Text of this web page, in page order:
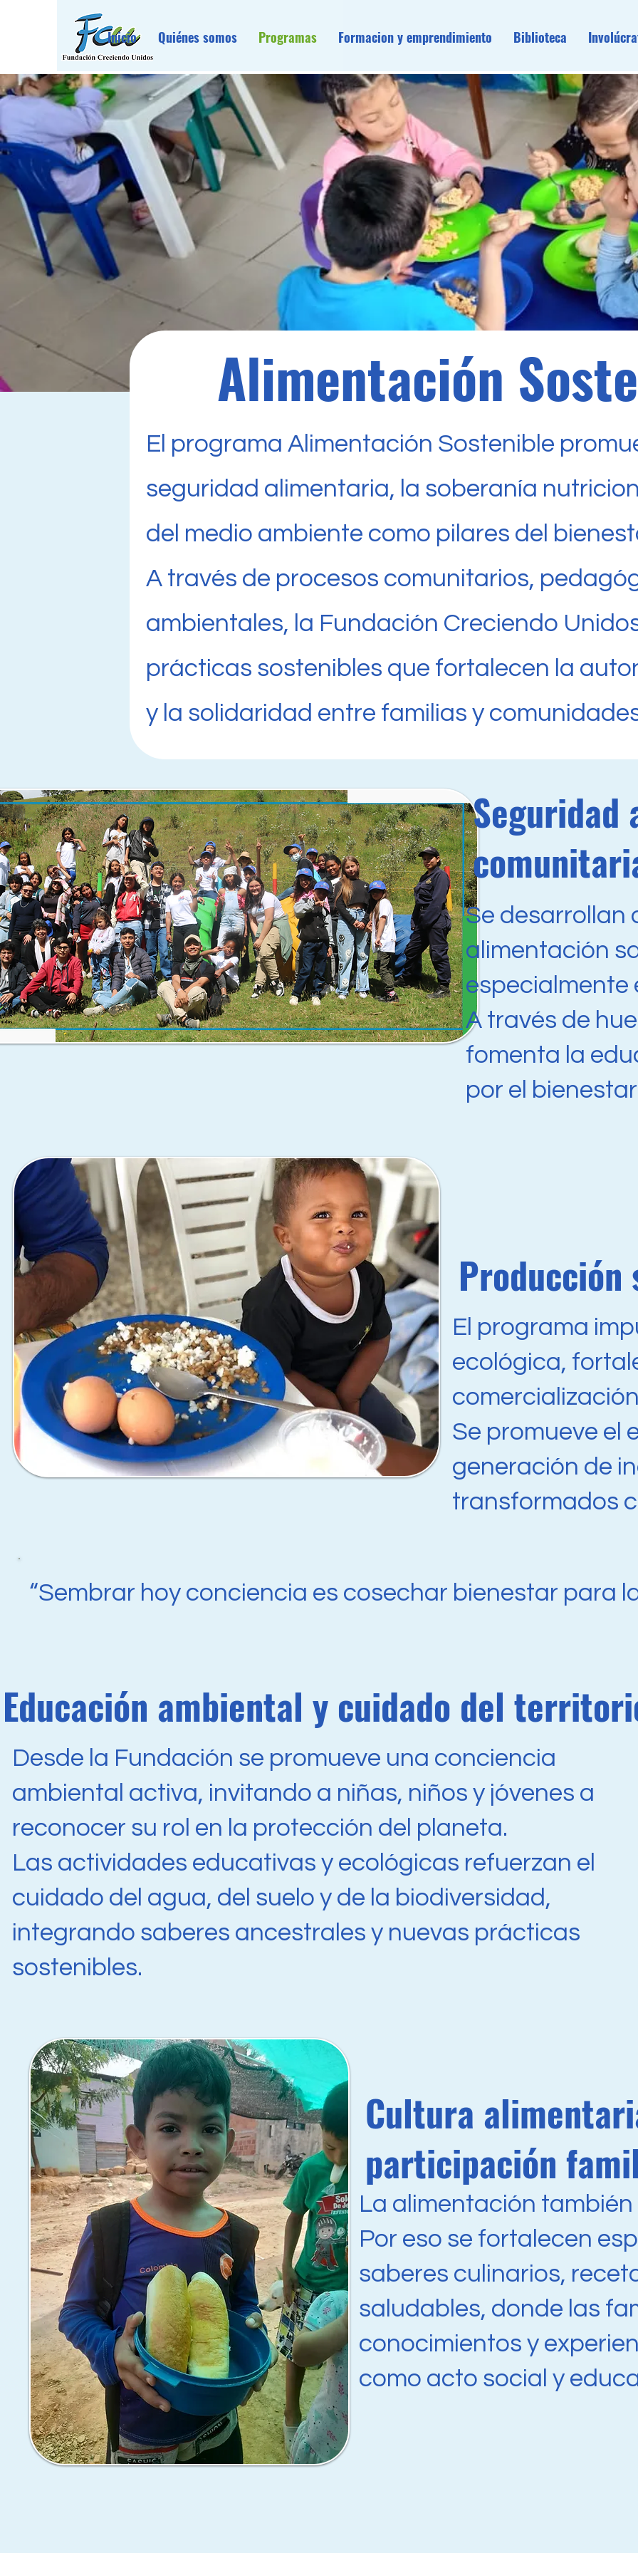
Inicio Quiénes somos Programas Formacion y emprendimiento Biblioteca
Alimentación
El programa Alimentación Sostenible
seguridad alimentaria, la soberanía
del medio ambiente como pilares del
A través de procesos comunitarios,
ambientales, la Fundación Creciendo
prácticas sostenibles que fortalecen la
y la solidaridad entre familias y
Se desarrollan
alimentación
especialmente
A través de
fomenta la
por el
El programa
ecológica,
Se promueve el
generación de
transformados
“Sembrar hoy conciencia es cosechar bienestar para
Educación ambiental y cuidado del
Desde la Fundación se promueve una conciencia
ambiental activa, invitando a niñas, niños y jóvenes a
reconocer su rol en la protección del planeta.
Las actividades educativas y ecológicas refuerzan el
cuidado del agua, del suelo y de la biodiversidad,
integrando saberes ancestrales y nuevas prácticas
sostenibles.
Cultura
participación
La alimentación
Por eso se fortalecen
saberes culinarios,
saludables, donde las
conocimientos y
como acto social y